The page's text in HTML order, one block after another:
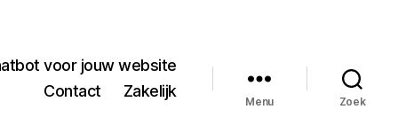
voor jouw website
Contact
Zakelijk
Menu Zoek